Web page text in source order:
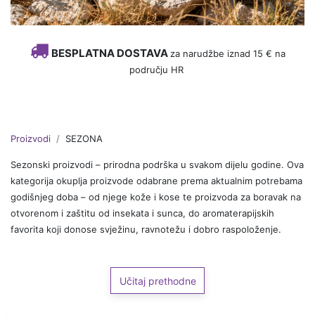
BESPLATNA DOSTAVA za narudžbe iznad 15 € na
području HR
Proizvodi SEZONA
Sezonski proizvodi – prirodna podrška u svakom dijelu godine. Ova
kategorija okuplja proizvode odabrane prema aktualnim potrebama
godišnjeg doba – od njege kože i kose te proizvoda za boravak na
otvorenom i zaštitu od insekata i sunca, do aromaterapijskih
favorita koji donose svježinu, ravnotežu i dobro raspoloženje.
Učitaj prethodne